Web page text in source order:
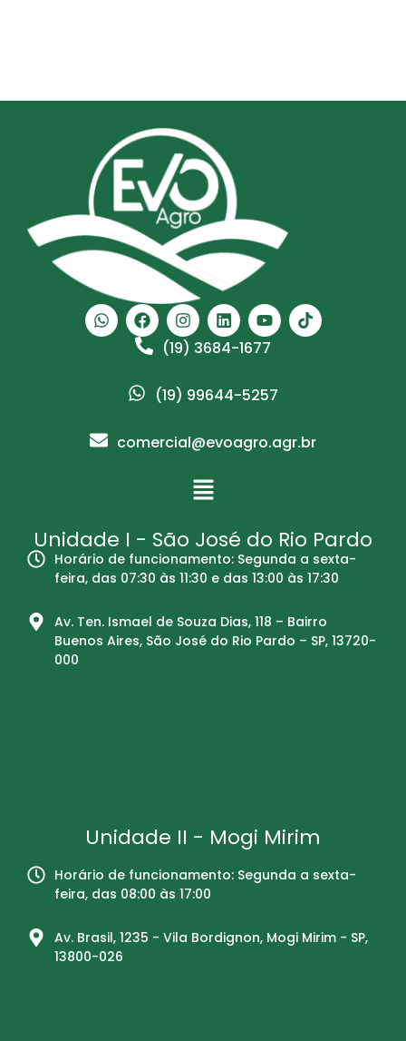
(19) 3684-1677
(19) 99644-5257
comercial@evoagro.agr.br
Unidade I - São José do Rio Pardo
Horário de funcionamento: Segunda a sexta-
feira, das 07:30 às 11:30 e das 13:00 às 17:30
Av. Ten. Ismael de Souza Dias, 118 – Bairro
Buenos Aires, São José do Rio Pardo – SP, 13720-
000
Unidade II - Mogi Mirim
Horário de funcionamento: Segunda a sexta-
feira, das 08:00 às 17:00
Av. Brasil, 1235 - Vila Bordignon, Mogi Mirim - SP,
13800-026